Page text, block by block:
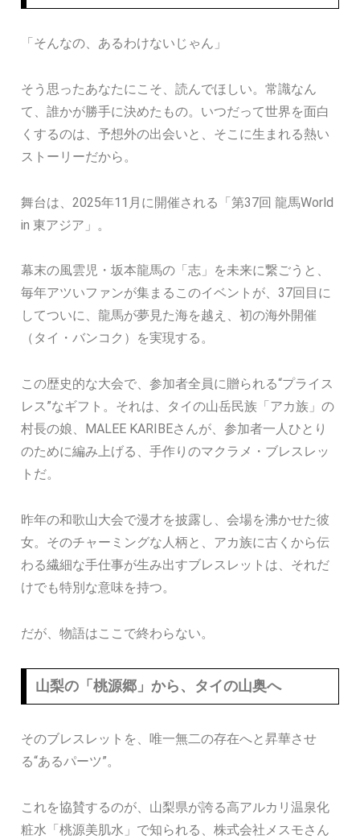
「そんなの、あるわけないじゃん」
そう思ったあなたにこそ、読んでほしい。常識なん
て、誰かが勝手に決めたもの。いつだって世界を面白
くするのは、予想外の出会いと、そこに生まれる熱い
ストーリーだから。
舞台は、2025年11月に開催される「第37回 龍馬World
in 東アジア」。
幕末の風雲児・坂本龍馬の「志」を未来に繋ごうと、
毎年アツいファンが集まるこのイベントが、37回目に
してついに、龍馬が夢見た海を越え、初の海外開催
（タイ・バンコク）を実現する。
この歴史的な大会で、参加者全員に贈られる“プライス
レス”なギフト。それは、タイの山岳民族「アカ族」の
村長の娘、MALEE KARIBEさんが、参加者一人ひとり
のために編み上げる、手作りのマクラメ・ブレスレッ
トだ。
昨年の和歌山大会で漫才を披露し、会場を沸かせた彼
女。そのチャーミングな人柄と、アカ族に古くから伝
わる繊細な手仕事が生み出すブレスレットは、それだ
けでも特別な意味を持つ。
だが、物語はここで終わらない。
山梨の「桃源郷」から、タイの山奥へ
そのブレスレットを、唯一無二の存在へと昇華させ
る“あるパーツ”。
これを協賛するのが、山梨県が誇る高アルカリ温泉化
粧水「桃源美肌水」で知られる、株式会社メスモさん